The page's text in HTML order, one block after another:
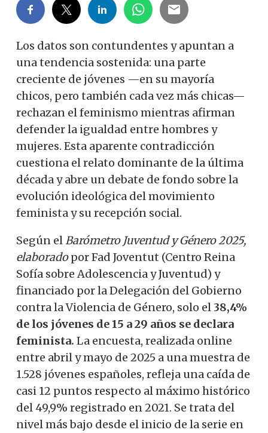
Los datos son contundentes y apuntan a
una tendencia sostenida: una parte
creciente de jóvenes —en su mayoría
chicos, pero también cada vez más chicas—
rechazan el feminismo mientras afirman
defender la igualdad entre hombres y
mujeres. Esta aparente contradicción
cuestiona el relato dominante de la última
década y abre un debate de fondo sobre la
evolución ideológica del movimiento
feminista y su recepción social.
Según elBarómetro Juventud y Género 2025,
elaboradopor Fad Joventut (Centro Reina
Sofía sobre Adolescencia y Juventud) y
financiado por la Delegación del Gobierno
contra la Violencia de Género, solo el 38,4%
de los jóvenes de 15 a 29 años se declara
feminista. La encuesta, realizada online
entre abril y mayo de 2025 a una muestra de
1.528 jóvenes españoles, refleja una caída de
casi 12 puntos respecto al máximo histórico
del 49,9% registrado en 2021. Se trata del
nivel más bajo desde el inicio de la serie en